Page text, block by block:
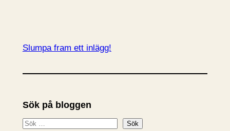
Slumpa fram ett inlägg!
Sök på bloggen
S
Sök